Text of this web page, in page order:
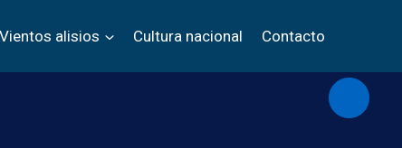
Abrir/
Vientos alisios Cultura nacional Contacto